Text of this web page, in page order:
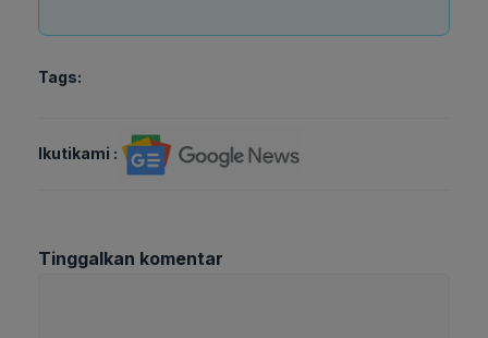
Tags:
Ikutikami :
Tinggalkan komentar